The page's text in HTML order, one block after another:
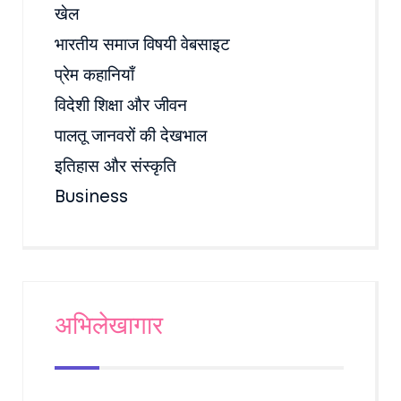
खेल
भारतीय समाज विषयी वेबसाइट
प्रेम कहानियाँ
विदेशी शिक्षा और जीवन
पालतू जानवरों की देखभाल
इतिहास और संस्कृति
Business
अभिलेखागार